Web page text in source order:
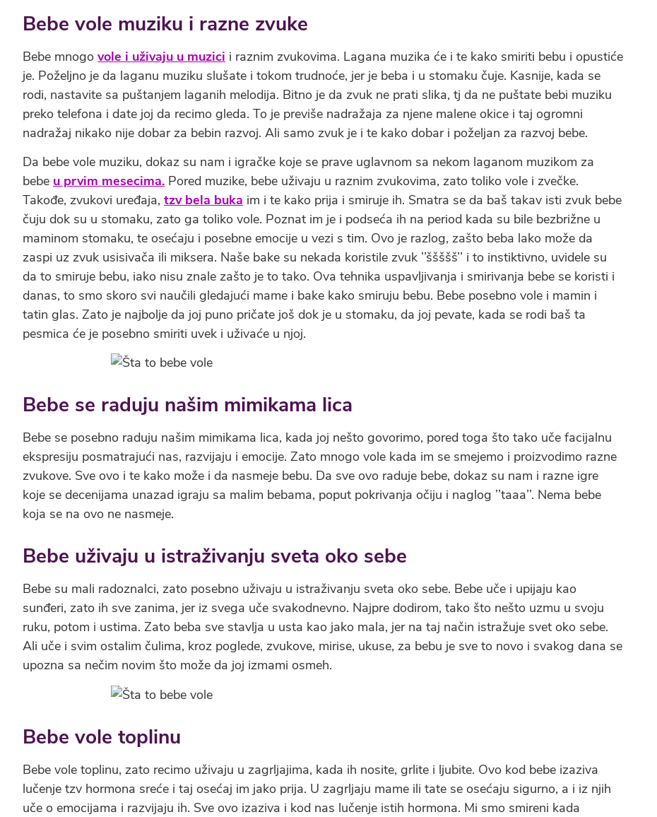
Bebe vole muziku i razne zvuke
Bebe mnogo vole i uživaju u muzici i raznim zvukovima. Lagana muzika će i te kako smiriti bebu i opustiće
je. Poželjno je da laganu muziku slušate i tokom trudnoće, jer je beba i u stomaku čuje. Kasnije, kada se
rodi, nastavite sa puštanjem laganih melodija. Bitno je da zvuk ne prati slika, tj da ne puštate bebi muziku
preko telefona i date joj da recimo gleda. To je previše nadražaja za njene malene okice i taj ogromni
nadražaj nikako nije dobar za bebin razvoj. Ali samo zvuk je i te kako dobar i poželjan za razvoj bebe.
Da bebe vole muziku, dokaz su nam i igračke koje se prave uglavnom sa nekom laganom muzikom za
bebe u prvim mesecima. Pored muzike, bebe uživaju u raznim zvukovima, zato toliko vole i zvečke.
Takođe, zvukovi uređaja, tzv bela buka im i te kako prija i smiruje ih. Smatra se da baš takav isti zvuk bebe
čuju dok su u stomaku, zato ga toliko vole. Poznat im je i podseća ih na period kada su bile bezbrižne u
maminom stomaku, te osećaju i posebne emocije u vezi s tim. Ovo je razlog, zašto beba lako može da
zaspi uz zvuk usisivača ili miksera. Naše bake su nekada koristile zvuk ’’ššššš’’ i to instiktivno, uvidele su
da to smiruje bebu, iako nisu znale zašto je to tako. Ova tehnika uspavljivanja i smirivanja bebe se koristi i
danas, to smo skoro svi naučili gledajući mame i bake kako smiruju bebu. Bebe posebno vole i mamin i
tatin glas. Zato je najbolje da joj puno pričate još dok je u stomaku, da joj pevate, kada se rodi baš ta
pesmica će je posebno smiriti uvek i uživaće u njoj.
Bebe se raduju našim mimikama lica
Bebe se posebno raduju našim mimikama lica, kada joj nešto govorimo, pored toga što tako uče facijalnu
ekspresiju posmatrajući nas, razvijaju i emocije. Zato mnogo vole kada im se smejemo i proizvodimo razne
zvukove. Sve ovo i te kako može i da nasmeje bebu. Da sve ovo raduje bebe, dokaz su nam i razne igre
koje se decenijama unazad igraju sa malim bebama, poput pokrivanja očiju i naglog ’’taaa’’. Nema bebe
koja se na ovo ne nasmeje.
Bebe uživaju u istraživanju sveta oko sebe
Bebe su mali radoznalci, zato posebno uživaju u istraživanju sveta oko sebe. Bebe uče i upijaju kao
sunđeri, zato ih sve zanima, jer iz svega uče svakodnevno. Najpre dodirom, tako što nešto uzmu u svoju
ruku, potom i ustima. Zato beba sve stavlja u usta kao jako mala, jer na taj način istražuje svet oko sebe.
Ali uče i svim ostalim čulima, kroz poglede, zvukove, mirise, ukuse, za bebu je sve to novo i svakog dana se
upozna sa nečim novim što može da joj izmami osmeh.
Bebe vole toplinu
Bebe vole toplinu, zato recimo uživaju u zagrljajima, kada ih nosite, grlite i ljubite. Ovo kod bebe izaziva
lučenje tzv hormona sreće i taj osećaj im jako prija. U zagrljaju mame ili tate se osećaju sigurno, a i iz njih
uče o emocijama i razvijaju ih. Sve ovo izaziva i kod nas lučenje istih hormona. Mi smo smireni kada